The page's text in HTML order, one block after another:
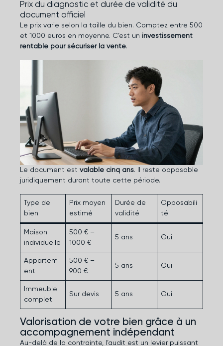
Prix du diagnostic et durée de validité du
document officiel
Le prix varie selon la taille du bien. Comptez entre 500
et 1000 euros en moyenne. C’est un investissement
rentable pour sécuriser la vente.
Le document est valable cinq ans. Il reste opposable
juridiquement durant toute cette période.
Type de
bien
Prix moyen
estimé
Durée de
validité
Opposabili
té
Maison
individuelle
500 € –
1000 €
5 ans Oui
Appartem
ent
500 € –
900 €
5 ans Oui
Immeuble
complet
Sur devis 5 ans Oui
Valorisation de votre bien grâce à un
accompagnement indépendant
Au-delà de la contrainte, l’audit est un levier puissant